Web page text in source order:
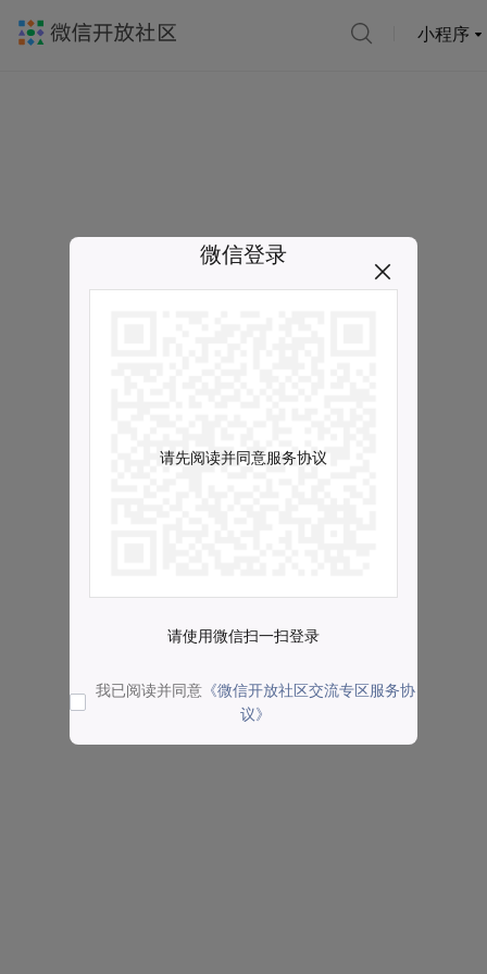
小程序
微信登录
请先阅读并同意服务协议
请使用微信扫一扫登录
我已阅读并同意 《微信开放社区交流专区服务协
议》